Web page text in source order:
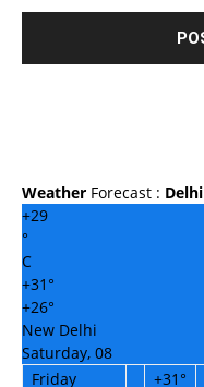
Weather Forecast : Delhi
+29
°
C
+31°
+26°
New Delhi
Saturday, 08
Friday
+31°